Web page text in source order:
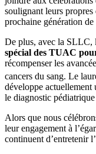
soulignant leurs
prochaine génération de
De plus, avec la
spécial des TUAC
récompenser les
cancers du sang. Le
développe actuellement
le diagnostic
Alors que nous
leur engagement à
continuent d’entretenir